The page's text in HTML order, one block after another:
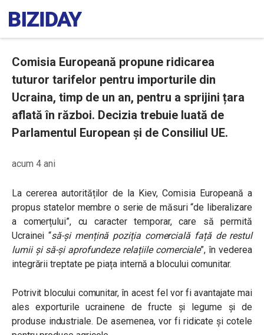
Comisia Europeană propune ridicarea
tuturor tarifelor pentru importurile din
Ucraina, timp de un an, pentru a sprijini țara
aflată în război. Decizia trebuie luată de
Parlamentul European și de Consiliul UE.
acum 4 ani
La cererea autorităților de la Kiev, Comisia Europeană a
propus statelor membre o serie de măsuri “de liberalizare
a comerțului”, cu caracter temporar, care să permită
Ucrainei “să-și mențină poziția comercială față de restul
lumii și să-și aprofundeze relațiile comerciale”, în vederea
integrării treptate pe piața internă a blocului comunitar.
Potrivit blocului comunitar, în acest fel vor fi avantajate mai
ales exporturile ucrainene de fructe și legume și de
produse industriale. De asemenea, vor fi ridicate și cotele